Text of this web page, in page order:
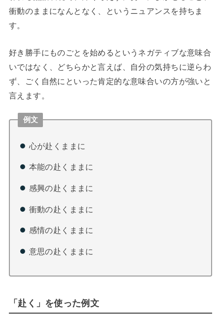
衝動のままになんとなく、というニュアンスを持ちま
す。
好き勝手にものごとを始めるというネガティブな意味合
いではなく、どちらかと言えば、自分の気持ちに逆らわ
ず、ごく自然にといった肯定的な意味合いの方が強いと
言えます。
例文
心が赴くままに
本能の赴くままに
感興の赴くままに
衝動の赴くままに
感情の赴くままに
意思の赴くままに
「赴く」を使った例文